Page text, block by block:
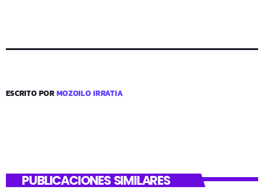
ESCRITO PORMOZOILO IRRATIA
PUBLICACIONES SIMILARES